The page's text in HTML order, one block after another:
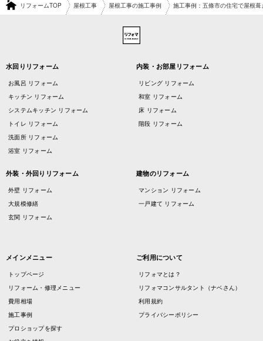
リフォームTOP 屋根工事 屋根工事の施工事例 施工事例：五條市の住宅で屋根
水回りリフォーム
お風呂 リフォーム
キッチン リフォーム
システムキッチン リフォーム
トイレ リフォーム
洗面所 リフォーム
浴室 リフォーム
内装・お部屋リフォーム
リビング リフォーム
和室 リフォーム
床 リフォーム
階段 リフォーム
外装・外回りリフォーム
外壁 リフォーム
大規模修繕
玄関 リフォーム
建物のリフォーム
マンション リフォーム
一戸建て リフォーム
メインメニュー
トップページ
リフォーム・修理メニュー
費用相場
施工事例
プロショップを探す
ご利用について
リフォマとは？
リフォマコンサルタント（ナベさん）
利用規約
プライバシーポリシー